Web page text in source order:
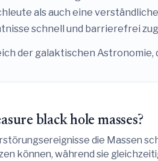
als auch eine
schnell und barrierefrei
der galaktischen
black hole masses?
die Massen
können, während sie